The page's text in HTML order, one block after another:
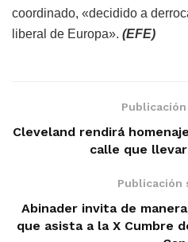
coordinado, «decidido a
liberal de Europa». (EFE)
Cleveland rendirá
calle que
Publicación
Abinader invita de
que asista a la X Cumbre